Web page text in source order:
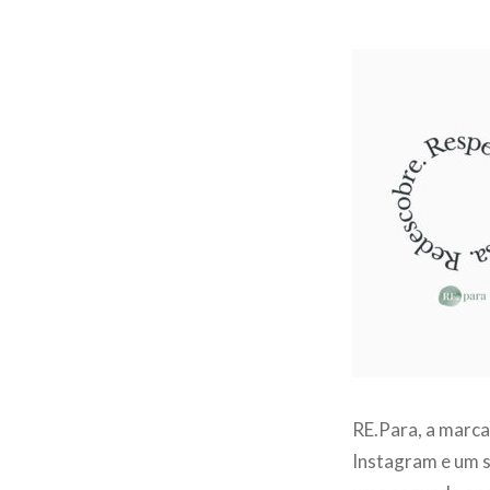
RE.Para, a
Instagram e um